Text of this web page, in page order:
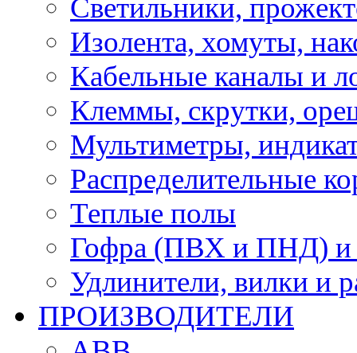
Светильники,
Изолента, хомуты,
Кабельные каналы и
Клеммы, скрутки,
Мультиметры,
Распределительные
Теплые полы
Гофра (ПВХ и ПНД) и
Удлинители, вилки и
ПРОИЗВОДИТЕЛИ